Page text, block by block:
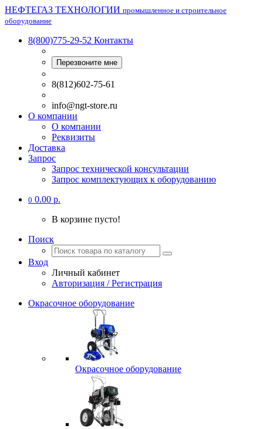
НЕФТЕГАЗ ТЕХНОЛОГИИ промышленное и строительное
оборудование
8(800)775-29-52 Контакты
Перезвоните мне
8(812)602-75-61
info@ngt-store.ru
О компании
О компании
Реквизиты
Доставка
Запрос
Запрос технической консультации
Запрос комплектующих к оборудованию
0 0.00 р.
В корзине пусто!
Поиск
Вход
Личный кабинет
Авторизация / Регистрация
Окрасочное оборудование
Окрасочное оборудование